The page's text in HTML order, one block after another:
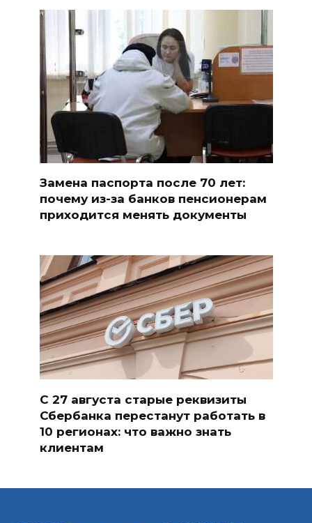
Замена паспорта после 70 лет:
почему из-за банков пенсионерам
приходится менять документы
С 27 августа старые реквизиты
Сбербанка перестанут работать в
10 регионах: что важно знать
клиентам